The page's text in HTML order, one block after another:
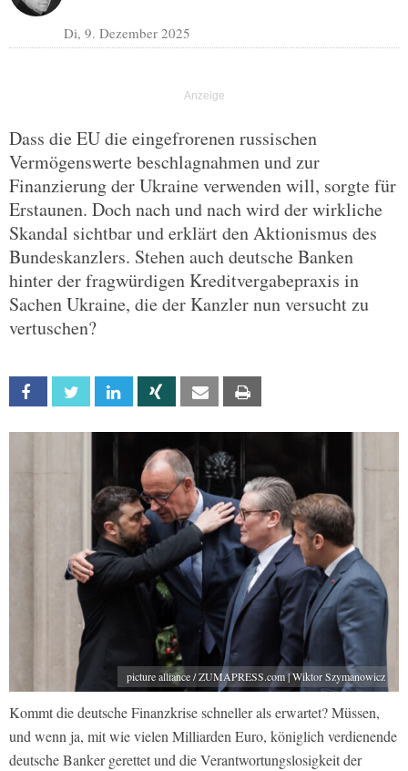
Di, 9. Dezember 2025
Dass die EU die eingefrorenen russischen
Vermögenswerte beschlagnahmen und zur
Finanzierung der Ukraine verwenden will, sorgte für
Erstaunen. Doch nach und nach wird der wirkliche
Skandal sichtbar und erklärt den Aktionismus des
Bundeskanzlers. Stehen auch deutsche Banken
hinter der fragwürdigen Kreditvergabepraxis in
Sachen Ukraine, die der Kanzler nun versucht zu
vertuschen?
Facebook Twitter Linkedin Xing Email
picture alliance / ZUMAPRESS.com | Wiktor Szymanowicz
Kommt die deutsche Finanzkrise schneller als erwartet? Müssen,
und wenn ja, mit wie vielen Milliarden Euro, königlich verdienende
deutsche Banker gerettet und die Verantwortungslosigkeit der